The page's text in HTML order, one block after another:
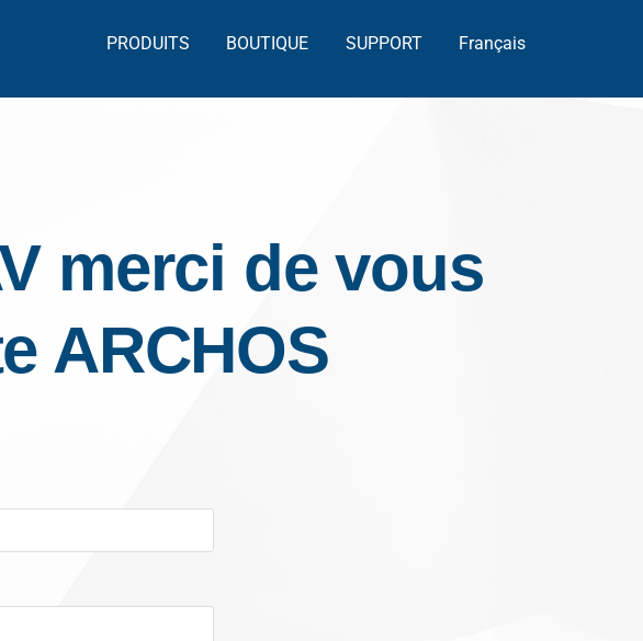
PRODUITS BOUTIQUE SUPPORT Français
merci de vous
ARCHOS